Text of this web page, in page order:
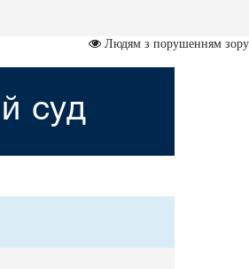
Людям з порушенням зору
суд